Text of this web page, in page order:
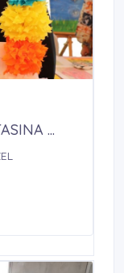
...